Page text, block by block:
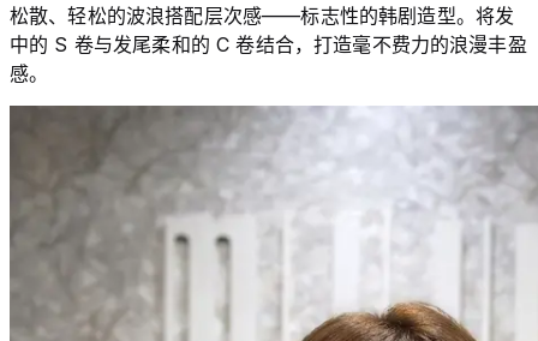
松散、轻松的波浪搭配层次感——标志性的韩剧造型。将发
中的 S 卷与发尾柔和的 C 卷结合，打造毫不费力的浪漫丰盈
感。